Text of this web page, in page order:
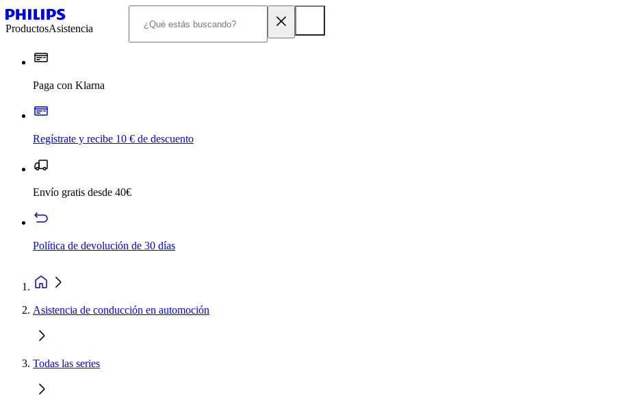
ProductosAsistencia
Paga con Klarna
Regístrate y recibe 10 € de descuento
Envío gratis desde 40€
Política de devolución de 30 días
Asistencia de conducción en automoción
Todas las series